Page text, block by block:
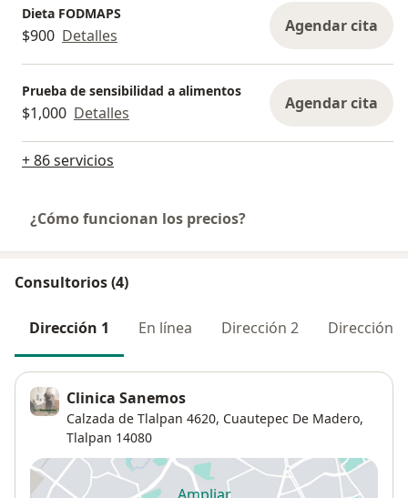
Dieta FODMAPS
$900 Detalles Agendar cita
Prueba de sensibilidad a alimentos
$1,000 Detalles Agendar cita
+ 86 servicios
¿Cómo funcionan los precios?
Consultorios (4)
Dirección 1 En línea Dirección 2 Dirección 3
Clinica Sanemos
Calzada de Tlalpan 4620, Cuautepec De Madero,
Tlalpan 14080